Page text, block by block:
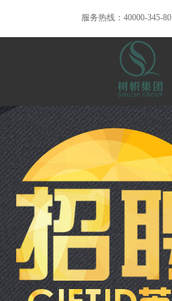
服务热线：40000-345-80